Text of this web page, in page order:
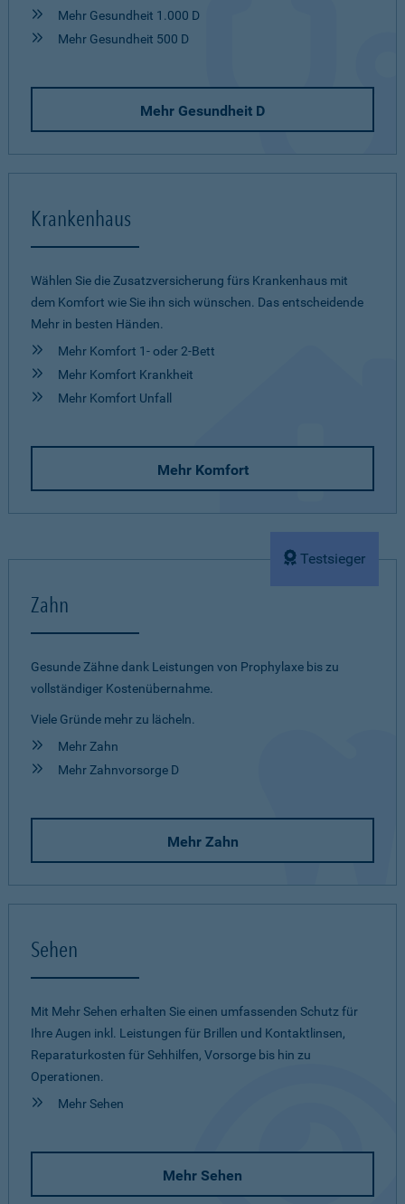
Mehr Gesundheit 1.000 D
Mehr Gesundheit 500 D
Mehr Gesundheit D
Krankenhaus
Wählen Sie die Zusatzversicherung fürs Krankenhaus mit
dem Komfort wie Sie ihn sich wünschen. Das entscheidende
Mehr in besten Händen.
Mehr Komfort 1- oder 2-Bett
Mehr Komfort Krankheit
Mehr Komfort Unfall
Mehr Komfort
Testsieger
Zahn
Gesunde Zähne dank Leistungen von Prophylaxe bis zu
vollständiger Kostenübernahme.
Viele Gründe mehr zu lächeln.
Mehr Zahn
Mehr Zahnvorsorge D
Mehr Zahn
Sehen
Mit Mehr Sehen erhalten Sie einen umfassenden Schutz für
Ihre Augen inkl. Leistungen für Brillen und Kontaktlinsen,
Reparaturkosten für Sehhilfen, Vorsorge bis hin zu
Operationen.
Mehr Sehen
Mehr Sehen